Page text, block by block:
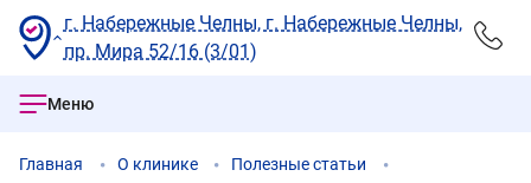
г. Набережные Челны, г. Набережные Челны,
пр. Мира 52/16 (3/01)
Меню
Главная О клинике Полезные статьи